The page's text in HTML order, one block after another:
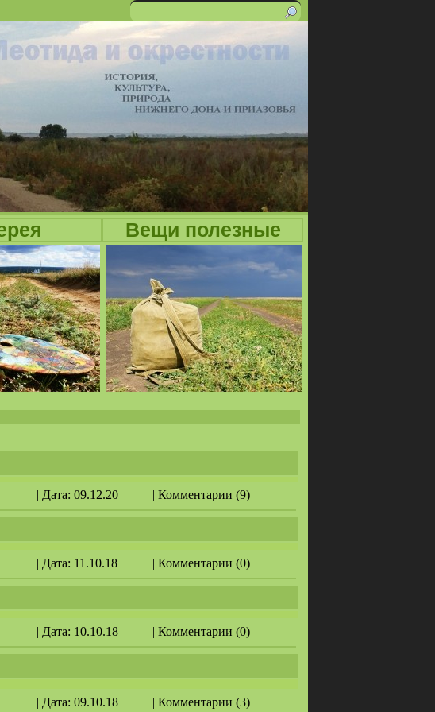
Форма
поиска
Поиск
Вещи полезные
| Дата: 09.12.20 | Комментарии (9)
| Дата: 11.10.18 | Комментарии (0)
| Дата: 10.10.18 | Комментарии (0)
| Дата: 09.10.18 | Комментарии (3)